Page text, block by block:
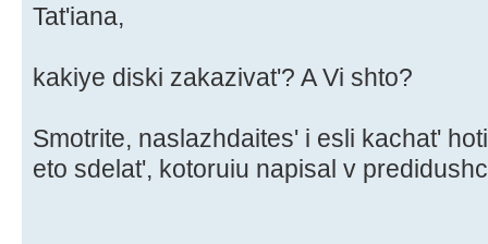
Tat'iana,
kakiye diski zakazivat'? A Vi shto?
Smotrite, naslazhdaites' i esli kachat'
eto sdelat', kotoruiu napisal v